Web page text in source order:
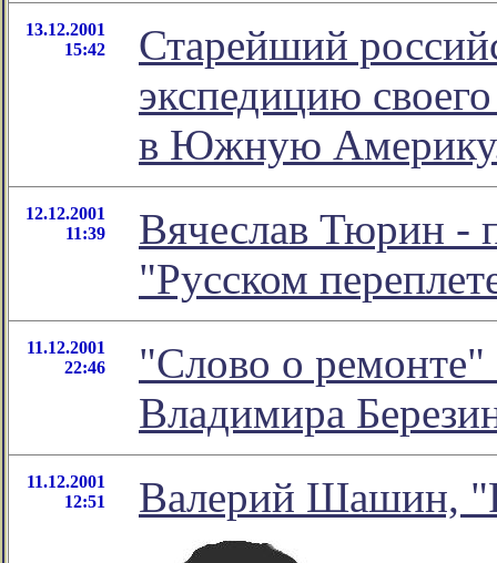
13.12.2001
15:42
Старейший
экспедицию
в Южную
12.12.2001
11:39
Вячеслав Тюрин -
"Русском
11.12.2001
22:46
"Слово о
Владимира
11.12.2001
12:51
Валерий Шашин,